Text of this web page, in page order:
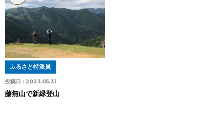
投稿日 : 2023.05.31
ふるさと特派員
藤無山で新緑登山